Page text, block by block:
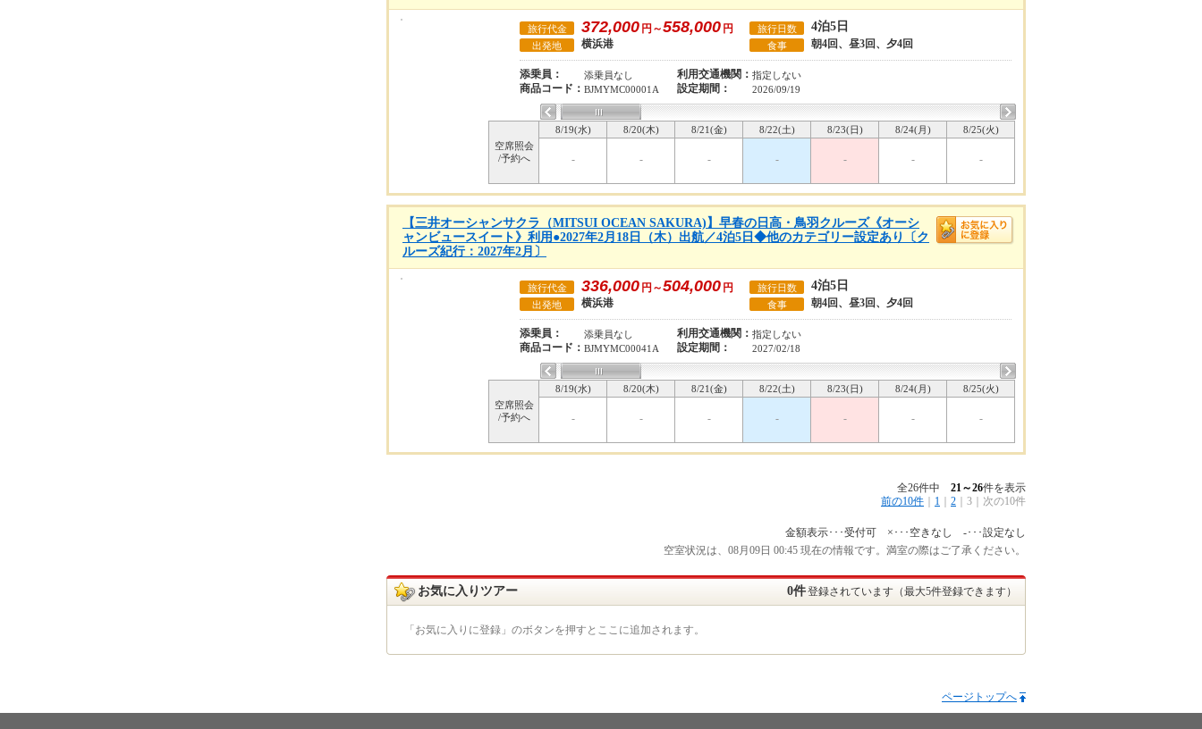
旅行代金 372,000 円～558,000 円 旅行日数 4泊5日
出発地 横浜港 食事 朝4回、昼3回、夕4回
添乗員： 添乗員なし 利用交通機関： 指定しない
商品コード： BJMYMC00001A 設定期間： 2026/09/19
空席照会
/予約へ
8/19(水) 8/20(木) 8/21(金) 8/22(土) 8/23(日) 8/24(月) 8/25(火)
- - - - - - -
【三井オーシャンサクラ（MITSUI OCEAN SAKURA)】早春の日高・鳥羽クルーズ《オーシ
ャンビュースイート》利用●2027年2月18日（木）出航／4泊5日◆他のカテゴリー設定あり〔ク
ルーズ紀行：2027年2月〕
旅行代金 336,000 円～504,000 円 旅行日数 4泊5日
出発地 横浜港 食事 朝4回、昼3回、夕4回
添乗員： 添乗員なし 利用交通機関： 指定しない
商品コード： BJMYMC00041A 設定期間： 2027/02/18
空席照会
/予約へ
8/19(水) 8/20(木) 8/21(金) 8/22(土) 8/23(日) 8/24(月) 8/25(火)
- - - - - - -
全26件中 21～26件を表示
前の10件
1 2 3 次の10件
金額表示･･･受付可 ×･･･空きなし -･･･設定なし
空室状況は、08月09日 00:45 現在の情報です。満室の際はご了承ください。
お気に入りツアー 0件登録されています（最大5件登録できます）
「お気に入りに登録」のボタンを押すとここに追加されます。
ページトップへ